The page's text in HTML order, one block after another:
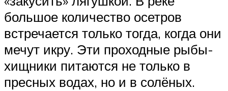
большое количество осетров
встречается только тогда, когда они
мечут икру. Эти проходные рыбы-
хищники питаются не только в
пресных водах, но и в солёных.